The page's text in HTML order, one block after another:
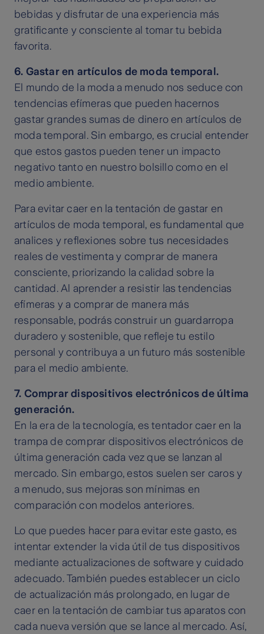
bebidas y disfrutar de una experiencia más
gratificante y consciente al tomar tu bebida
favorita.
6. Gastar en artículos de moda temporal.
El mundo de la moda a menudo nos seduce con
tendencias efímeras que pueden hacernos
gastar grandes sumas de dinero en artículos de
moda temporal. Sin embargo, es crucial entender
que estos gastos pueden tener un impacto
negativo tanto en nuestro bolsillo como en el
medio ambiente.
Para evitar caer en la tentación de gastar en
artículos de moda temporal, es fundamental que
analices y reflexiones sobre tus necesidades
reales de vestimenta y comprar de manera
consciente, priorizando la calidad sobre la
cantidad. Al aprender a resistir las tendencias
efímeras y a comprar de manera más
responsable, podrás construir un guardarropa
duradero y sostenible, que refleje tu estilo
personal y contribuya a un futuro más sostenible
para el medio ambiente.
7. Comprar dispositivos electrónicos de última
generación.
En la era de la tecnología, es tentador caer en la
trampa de comprar dispositivos electrónicos de
última generación cada vez que se lanzan al
mercado. Sin embargo, estos suelen ser caros y
a menudo, sus mejoras son mínimas en
comparación con modelos anteriores.
Lo que puedes hacer para evitar este gasto, es
intentar extender la vida útil de tus dispositivos
mediante actualizaciones de software y cuidado
adecuado. También puedes establecer un ciclo
de actualización más prolongado, en lugar de
caer en la tentación de cambiar tus aparatos con
cada nueva versión que se lance al mercado. Así,